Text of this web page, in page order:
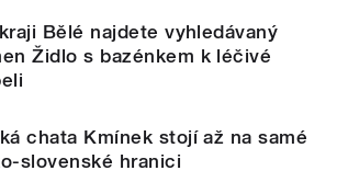
Bělé najdete vyhledávaný
Židlo s bazénkem k léčivé
chata Kmínek stojí až na samé
slovenské hranici